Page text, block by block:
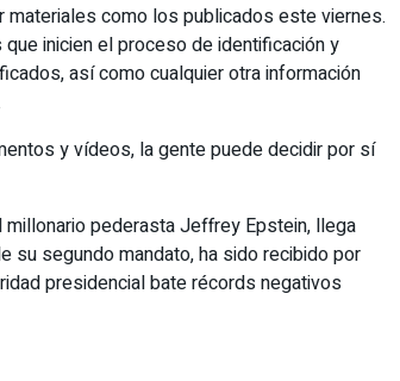
materiales como los publicados este viernes.
inicien el proceso de identificación y
así como cualquier otra información
y vídeos, la gente puede decidir por sí
pederasta Jeffrey Epstein, llega
su segundo mandato, ha sido recibido por
presidencial bate récords negativos